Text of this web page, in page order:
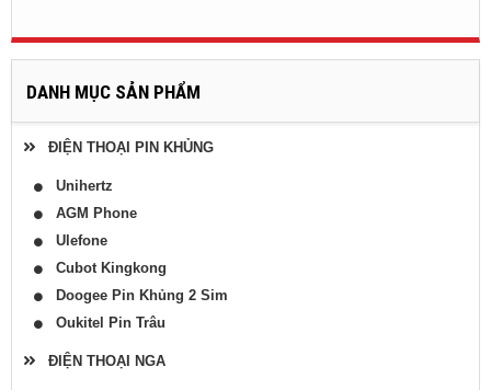
DANH MỤC SẢN PHẨM
ĐIỆN THOẠI PIN KHỦNG
Unihertz
AGM Phone
Ulefone
Cubot Kingkong
Doogee Pin Khủng 2 Sim
Oukitel Pin Trâu
ĐIỆN THOẠI NGA